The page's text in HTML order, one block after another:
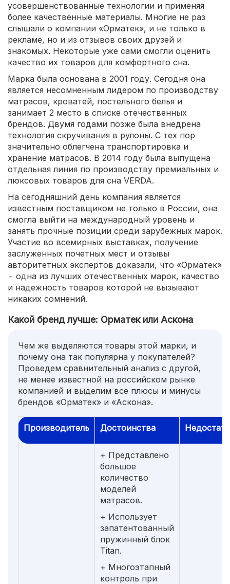
усовершенствованные технологии и применяя
более качественные материалы. Многие не раз
слышали о компании «Орматек», и не только в
рекламе, но и из отзывов своих друзей и
знакомых. Некоторые уже сами смогли оценить
качество их товаров для комфортного сна.
Марка была основана в 2001 году. Сегодня она
является несомненным лидером по производству
матрасов, кроватей, постельного белья и
занимает 2 место в списке отечественных
брендов. Двумя годами позже была внедрена
технология скручивания в рулоны. С тех пор
значительно облегчена транспортировка и
хранение матрасов. В 2014 году была выпущена
отдельная линия по производству премиальных и
люксовых товаров для сна VERDA.
На сегодняшний день компания является
известным поставщиком не только в России, она
смогла выйти на международный уровень и
занять прочные позиции среди зарубежных марок.
Участие во всемирных выставках, получение
заслуженных почетных мест и отзывы
авторитетных экспертов доказали, что «Орматек»
− одна из лучших отечественных марок, качество
и надежность товаров которой не вызывают
никаких сомнений.
Какой бренд лучше: Орматек или Аскона
Чем же выделяются товары этой марки, и
почему она так популярна у покупателей?
Проведем сравнительный анализ с другой,
не менее известной на российском рынке
компанией и выделим все плюсы и минусы
брендов «Орматек» и «Аскона».
Производитель Достоинства
+ Представлено
большое
количество
моделей
матрасов.
+ Использует
запатентованный
пружинный блок
Titan.
+ Многоэтапный
контроль при